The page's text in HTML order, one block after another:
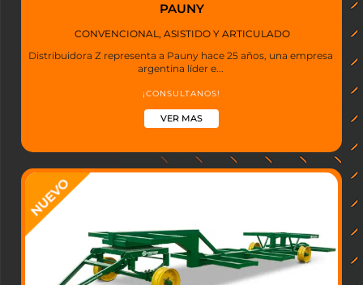
PAUNY
CONVENCIONAL, ASISTIDO Y ARTICULADO
Distribuidora Z representa a Pauny hace 25 años, una empresa
argentina líder e...
¡CONSULTANOS!
VER MAS